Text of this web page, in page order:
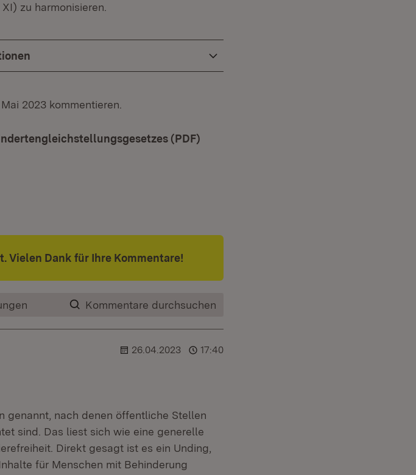
zu harmonisieren.
2023 kommentieren.
(PDF)
Vielen Dank für Ihre Kommentare!
Kommentare durchsuchen
26.04.2023 17:40
genannt, nach denen öffentliche Stellen
sind. Das liest sich wie eine generelle
Direkt gesagt ist es ein Unding,
für Menschen mit Behinderung